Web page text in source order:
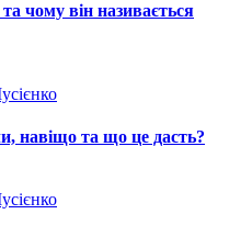
чому він називається
навіщо та що це даcть?